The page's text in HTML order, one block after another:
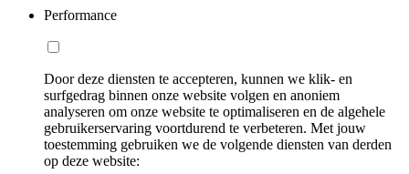
Performance
Door deze diensten te accepteren, kunnen we klik- en
surfgedrag binnen onze website volgen en anoniem
analyseren om onze website te optimaliseren en de algehele
gebruikerservaring voortdurend te verbeteren. Met jouw
toestemming gebruiken we de volgende diensten van derden
op deze website: